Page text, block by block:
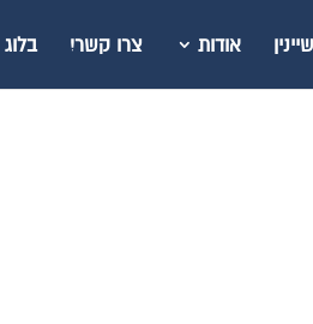
אודות צרו קשר! בלוג